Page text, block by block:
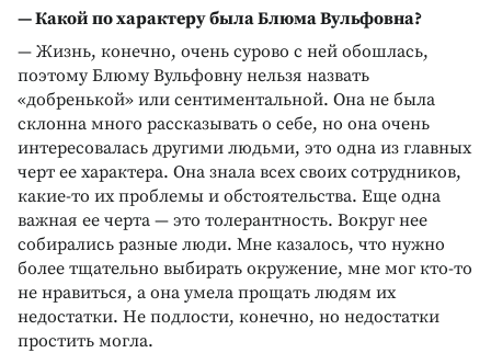
— Какой по характеру была Блюма Вульфовна?
— Жизнь, конечно, очень сурово с ней обошлась,
поэтому Блюму Вульфовну нельзя назвать
«добренькой» или сентиментальной. Она не была
склонна много рассказывать о себе, но она очень
интересовалась другими людьми, это одна из главных
черт ее характера. Она знала всех своих сотрудников,
какие-то их проблемы и обстоятельства. Еще одна
важная ее черта — это толерантность. Вокруг нее
собирались разные люди. Мне казалось, что нужно
более тщательно выбирать окружение, мне мог кто-то
не нравиться, а она умела прощать людям их
недостатки. Не подлости, конечно, но недостатки
простить могла.